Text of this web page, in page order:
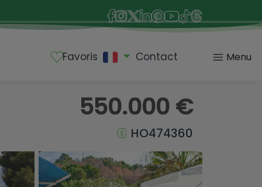
Favoris Contact Menu
550.000 €
HO474360